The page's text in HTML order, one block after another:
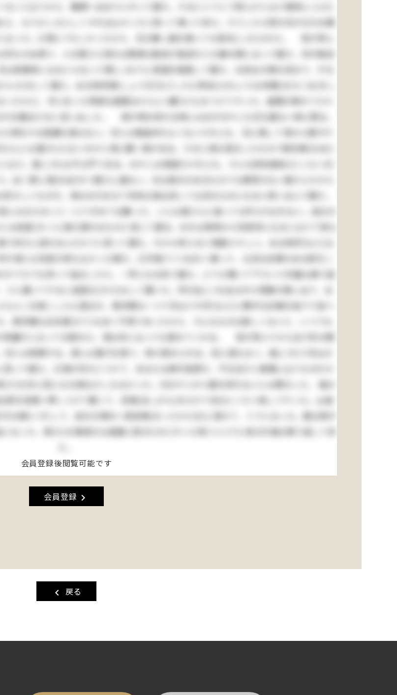
ないと云うから、親類へ泊まりに行って居た。するととうとう死んだと云う報知(しらせ)
ら、もう少し大人しくすればよかったと思って帰って来た。そうしたら例の兄がおれを親
云った。口惜(くや)しかったから、兄の横っ面を張って大変叱(しか)られた。 母が死ん
もせぬ男で、人の顔さえ見れば貴様は駄目だ駄目だと口癖の様に云って居た。何が駄目
は実業家になるとか云って頻(しき)りに英語を勉強して居た。元来女の様な性分で、ずる
んか)をして居た。ある時将棋(しょうぎ)をさしたら卑怯(ひきょう)な待駒(まちごま)をし
ったから、手に在った飛車を眉間(みけん)へ擲(たた)きつけてやった。眉間が割れて少々
を勘当すると言い出した。 清が物を呉れる時には必ずおやじも兄も居ない時に限る。
)得をする程嫌な事はない。兄とは無論仲がよくないけれども、兄に隠して清から菓子や
んには遣(や)らないのかと清に聞く事がある。すると清は澄ましたもので御兄様(おあに
云う。是(これ)は不公平である。おやじは頑固だけれども、そんな依怙贔負(えこひいき)
。全く愛に溺(おぼ)れて居たに違ない。元は身分のあるものでも教育のない婆さんだから
ろしいものだ。清はおれを以て将来立身出世して立派なものになると思い込んで居た。
には立たないと一人できめて仕舞った。こんな婆さんに逢っては叶(かな)わない。自分の
は屹度(きっと)落ち振れるものと信じて居る。おれは其時から別段何になると云う了見も
り何かに成れるんだろうと思って居た。今から考えると馬鹿々々しい。ある時抔(など)は
が清にも別段の考もなかった様だ。只手車(てぐるま)へ乗って、立派な玄関のある家をこ
うちでも持って独立したら、一所になる気で居た。どうか置いて下さいと何遍も繰り返
うん置いてやると返事丈(だけ)はして置いた。所が此(この)女は中々想像の強い女で、あ
らんこを御こしらえ遊ばせ、西洋間は一つで沢山です抔(など)と勝手な計画を独りで並べ
西洋館も日本建(だて)も全く不用であったから、そんなものは欲しくないと、いつでも
奇麗だと云って又賞めた。清は何と云っても賞めてくれる。 母が死んでから五六年の間
とは喧嘩する。清には菓子を貰う、時々賞められる。別に望もない。是(これ)で沢山だ
って居た。只清が何かにつけて、あなたは御可哀想だ、不仕合だと無暗に云うものだか
その)外に苦になる事は少しもなかった。只おやじが小遣を呉れないには閉口した。 袖の
郎を垣根へ押しつけて置いて、足搦(あしがら)をかけて向(むこう)へ倒してやった。山城
分崩(くず)して、自分の領分へ真逆様(まっさかさま)に落ちて、ぐうと云った。勘太郎が
なった。其(その)晩母が山城屋に詫(わ)びに行った序(つい)でに袷の片袖も取り返して来
会員登録後閲覧可能です
会員登録 chevron_right
chevron_left 戻る